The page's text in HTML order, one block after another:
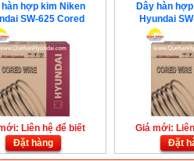
hàn hợp kim Niken
SW-625 Cored
Liên hệ để biết
Đặt hàng
Dây hàn
Hyundai
Giá mới:
Đặt